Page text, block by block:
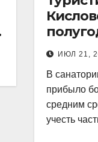
21
ИЮЛ 21,
В
прибыло
средним
учесть